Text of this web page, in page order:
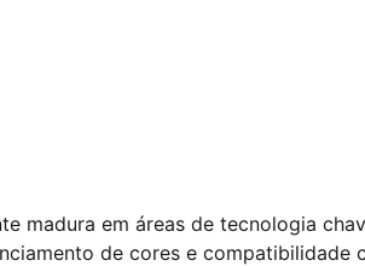
madura em áreas de tecnologia
de cores e compatibilidade